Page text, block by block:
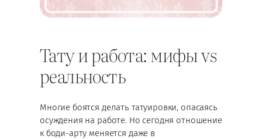
Тату и работа: мифы vs
реальность
Многие боятся делать татуировки, опасаясь
осуждения на работе. Но сегодня отношение
к боди-арту меняется даже в